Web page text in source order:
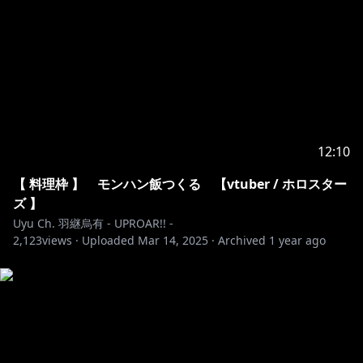
12:10
【 料理枠 】 モンハン飯つくる 【vtuber / ホロスター
ズ 】
Uyu Ch. 羽継烏有 - UPROAR!! -
2,123views · Uploaded Mar 14, 2025 · Archived 1 year ago